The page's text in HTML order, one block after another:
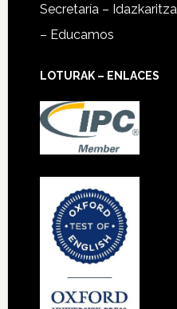
Secretaría – Idazkaritza
– Educamos
LOTURAK – ENLACES